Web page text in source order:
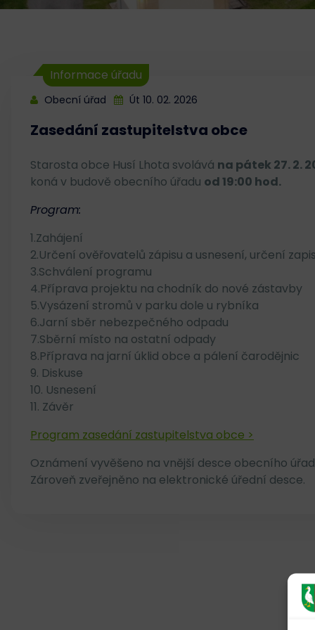
Informace úřadu
Obecní úřad Út 10. 02. 2026
Zasedání zastupitelstva obce
Starosta obce Husí Lhota svolává na pátek 27. 2.
koná v budově obecního úřadu od 19:00 hod.
Program:
1.Zahájení
2.Určení ověřovatelů zápisu a usnesení, určení
3.Schválení programu
4.Příprava projektu na chodník do nové zástavby
5.Vysázení stromů v parku dole u rybníka
6.Jarní sběr nebezpečného odpadu
7.Sběrní místo na ostatní odpady
8.Příprava na jarní úklid obce a pálení čarodějnic
9. Diskuse
10. Usnesení
11. Závěr
Program zasedání zastupitelstva obce >
Oznámení vyvěšeno na vnější desce obecního
Zároveň zveřejněno na elektronické úřední desce.